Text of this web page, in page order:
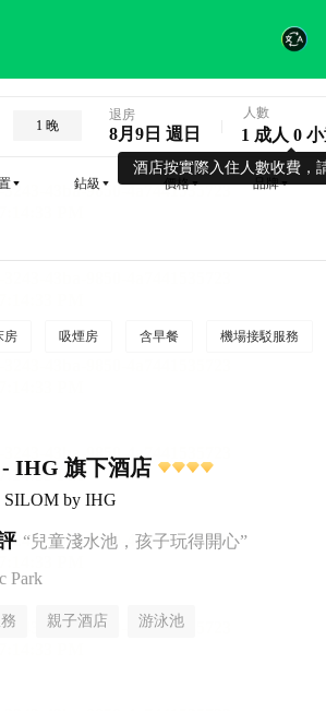
1 晚
退房
8月9日 週日
酒店按實際入住人數收費，
人數
1 成人 0
鉆級 價格 品牌
房 吸煙房 含早餐 機場接駁服務
IHG 旗下酒店
by IHG
“兒童淺水池，孩子玩得開心”
Park
親子酒店 游泳池